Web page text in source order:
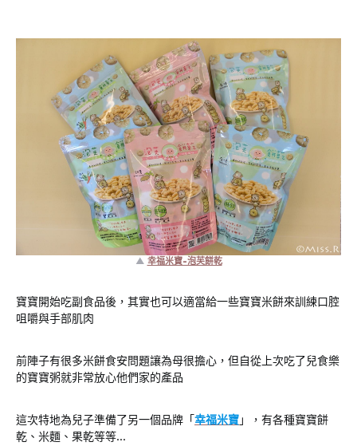
▲ 幸福米寶-泡芙餅乾
寶寶開始吃副食品後，其實也可以適當給一些寶寶米餅來訓練口腔
咀嚼與手部肌肉
前陣子有很多米餅食安問題讓為母很擔心，但自從上次吃了兒食樂
的寶寶粥就非常放心他們家的產品
這次特地為兒子準備了另一個品牌「幸福米寶」，有各種寶寶餅
乾、米麵、果乾等等…